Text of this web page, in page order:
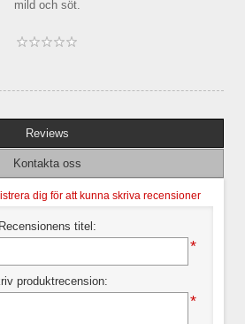
mild och söt.
Reviews
Kontakta oss
dig för att kunna skriva recensioner
Recensionens titel:
*
produktrecension:
*